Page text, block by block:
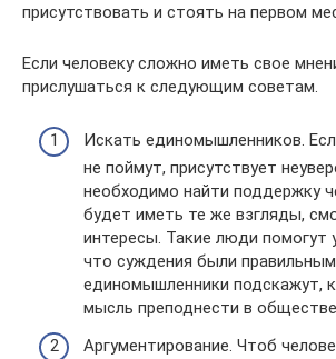
присутствовать и стоять на первом
Если человеку сложно иметь свое
прислушаться к следующим советам.
Искать единомышленников.
не поймут, присутствует
необходимо найти поддержку
будет иметь те же взгляды,
интересы. Такие люди помогут
что суждения были
единомышленники подскажут,
мысль преподнести в
Аргументирование. Чтоб